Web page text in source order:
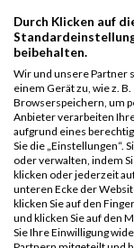
Durch Klicken auf
beibehalten.
Wir und unsere Partner
einem Gerät zu, wie z.
Browserspeichern, um
Anbieter verarbeiten
aufgrund eines
Sie die „Einstellungen“.
oder verwalten, indem
klicken oder jederzeit
unteren Ecke der
klicken Sie auf den
und klicken Sie auf den
Sie Ihre Einwilligung